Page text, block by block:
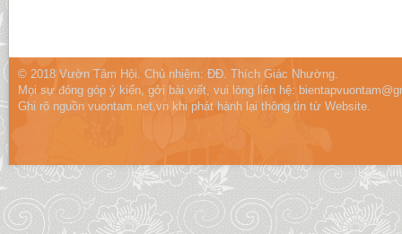
© 2018 Vườn Tâm Hội. Chủ nhiệm: ĐĐ. Thích Giác Nhường.
Mọi sự đóng góp ý kiến, gởi bài viết, vui lòng liên hệ:
Ghi rõ nguồn vuontam.net.vn khi phát hành lại thông tin từ Website.